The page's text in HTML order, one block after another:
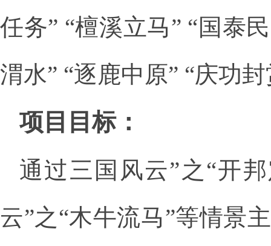
任务” “檀溪立马” “国泰
渭水” “逐鹿中原” “庆功封
项目目标：
通过三国风云”之“开
云”之“木牛流马”等情景